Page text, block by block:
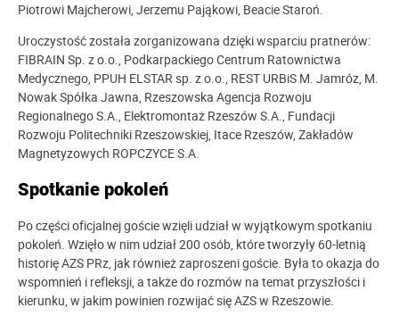
Piotrowi Majcherowi, Jerzemu Pająkowi, Beacie Staroń.
Uroczystość została zorganizowana dzięki wsparciu pratnerów:
FIBRAIN Sp. z o.o., Podkarpackiego Centrum Ratownictwa
Medycznego, PPUH ELSTAR sp. z o.o., REST URBiS M. Jamróz, M.
Nowak Spółka Jawna, Rzeszowska Agencja Rozwoju
Regionalnego S.A., Elektromontaż Rzeszów S.A., Fundacji
Rozwoju Politechniki Rzeszowskiej, Itace Rzeszów, Zakładów
Magnetyzowych ROPCZYCE S.A.
Spotkanie pokoleń
Po części oficjalnej goście wzięli udział w wyjątkowym spotkaniu
pokoleń. Wzięło w nim udział 200 osób, które tworzyły 60-letnią
historię AZS PRz, jak również zaproszeni goście. Była to okazja do
wspomnień i refleksji, a także do rozmów na temat przyszłości i
kierunku, w jakim powinien rozwijać się AZS w Rzeszowie.